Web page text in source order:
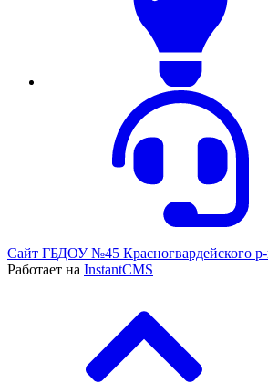
Сайт ГБДОУ №45 Красногвардейского
Работает на InstantCMS